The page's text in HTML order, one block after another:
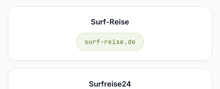
Surf-Reise
surf-reise.de
Surfreise24